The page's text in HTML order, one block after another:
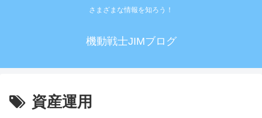
さまざまな情報を知ろう！
機動戦士JIMブログ
資産運用